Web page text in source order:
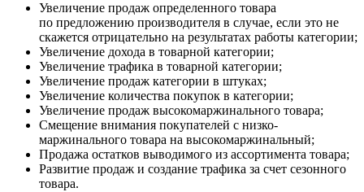
Увеличение продаж определенного товара
по предложению производителя в случае, если это не
скажется отрицательно на результатах работы категории;
Увеличение дохода в товарной категории;
Увеличение трафика в товарной категории;
Увеличение продаж категории в штуках;
Увеличение количества покупок в категории;
Увеличение продаж высокомаржинального товара;
Смещение внимания покупателей с низко­
маржинального товара на высокомаржинальный;
Продажа остатков выводимого из ассортимента товара;
Развитие продаж и создание трафика за счет сезонного
товара.